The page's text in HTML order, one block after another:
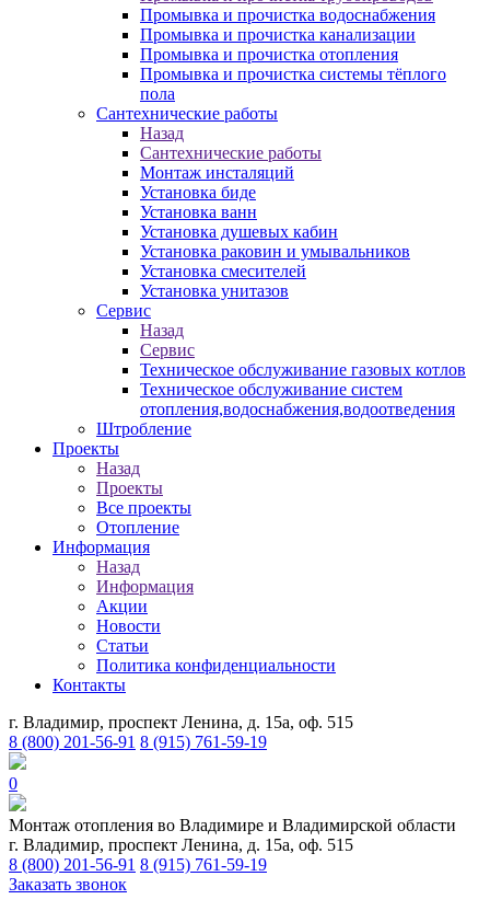
Промывка и прочистка водоснабжения
Промывка и прочистка канализации
Промывка и прочистка отопления
Промывка и прочистка системы тёплого
пола
Сантехнические работы
Назад
Сантехнические работы
Монтаж инсталяций
Установка биде
Установка ванн
Установка душевых кабин
Установка раковин и умывальников
Установка смесителей
Установка унитазов
Сервис
Назад
Сервис
Техническое обслуживание газовых котлов
Техническое обслуживание систем
отопления,водоснабжения,водоотведения
Штробление
Проекты
Назад
Проекты
Все проекты
Отопление
Информация
Назад
Информация
Акции
Новости
Статьи
Политика конфиденциальности
Контакты
г. Владимир, проспект Ленина, д. 15а, оф. 515
8 (800) 201-56-91 8 (915) 761-59-19
0
Монтаж отопления во Владимире и Владимирской области
г. Владимир, проспект Ленина, д. 15а, оф. 515
8 (800) 201-56-91 8 (915) 761-59-19
Заказать звонок